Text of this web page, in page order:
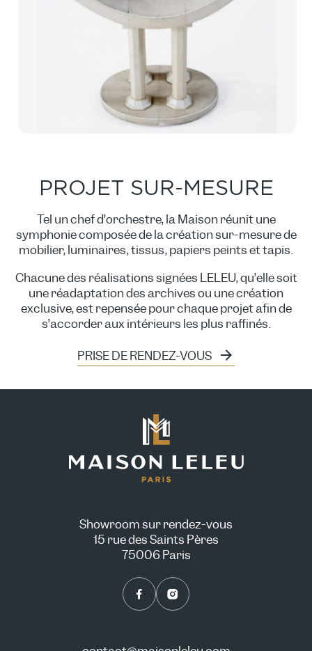
PROJET SUR-MESURE
Tel un chef d’orchestre, la Maison réunit une
symphonie composée de la création sur-mesure de
mobilier, luminaires, tissus, papiers peints et tapis.
Chacune des réalisations signées LELEU, qu’elle soit
une réadaptation des archives ou une création
exclusive, est repensée pour chaque projet afin de
s’accorder aux intérieurs les plus raffinés.
PRISE DE RENDEZ-VOUS
Showroom sur rendez-vous
15 rue des Saints Pères
75006 Paris